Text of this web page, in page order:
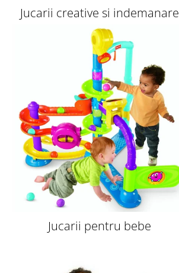
Jucarii creative si indemanare
Jucarii pentru bebe